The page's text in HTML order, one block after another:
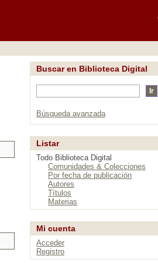
Buscar en Biblioteca Digital
Búsqueda avanzada
Listar
Todo Biblioteca Digital
Comunidades & Colecciones
Por fecha de publicación
Autores
Títulos
Materias
Mi cuenta
Acceder
Registro